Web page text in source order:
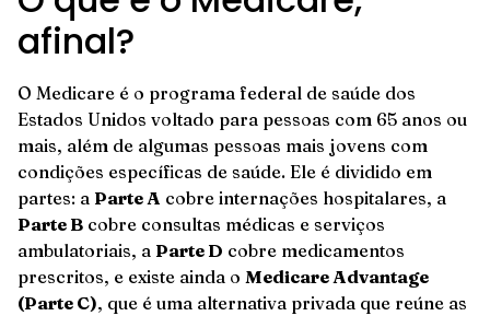
afinal?
O Medicare é o programa federal de saúde dos
Estados Unidos voltado para pessoas com 65 anos ou
mais, além de algumas pessoas mais jovens com
condições específicas de saúde. Ele é dividido em
partes: a Parte A cobre internações hospitalares, a
Parte B cobre consultas médicas e serviços
ambulatoriais, a Parte D cobre medicamentos
prescritos, e existe ainda o Medicare Advantage
(Parte C), que é uma alternativa privada que reúne as